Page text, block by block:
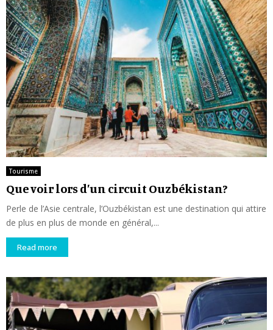
Tourisme
Que voir lors d’un circuit Ouzbékistan?
Perle de l’Asie centrale, l’Ouzbékistan est une destination qui attire
de plus en plus de monde en général,...
Read more